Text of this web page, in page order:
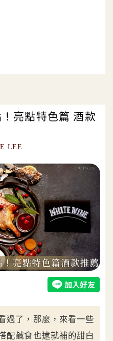
亮點特色篇 酒款
LEE
過了，那麼，來看一些
配鹹食也逮就補的甜白